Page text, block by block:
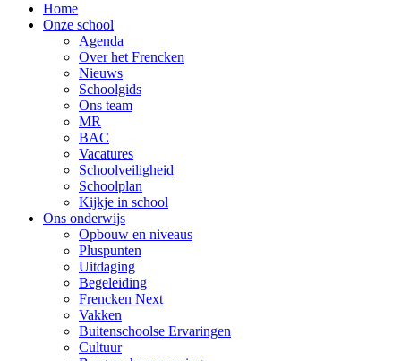
Home
Onze school
Agenda
Over het Frencken
Nieuws
Schoolgids
Ons team
MR
BAC
Vacatures
Schoolveiligheid
Schoolplan
Kijkje in school
Ons onderwijs
Opbouw en niveaus
Pluspunten
Uitdaging
Begeleiding
Frencken Next
Vakken
Buitenschoolse Ervaringen
Cultuur